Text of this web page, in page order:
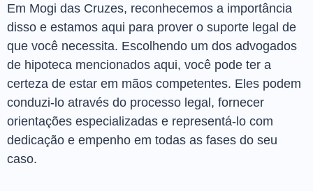
Em Mogi das Cruzes, reconhecemos a importância
disso e estamos aqui para prover o suporte legal de
que você necessita. Escolhendo um dos advogados
de hipoteca mencionados aqui, você pode ter a
certeza de estar em mãos competentes. Eles podem
conduzi-lo através do processo legal, fornecer
orientações especializadas e representá-lo com
dedicação e empenho em todas as fases do seu
caso.